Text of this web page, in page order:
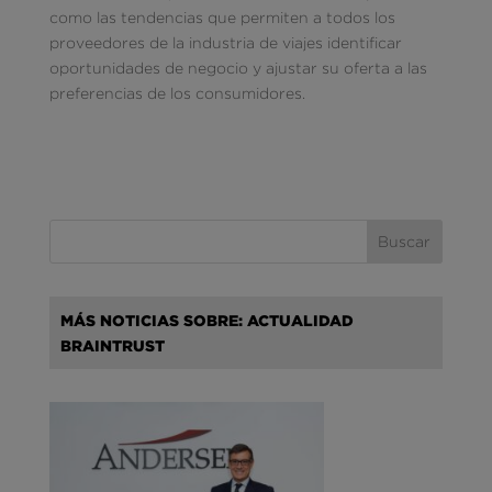
como las tendencias que permiten a todos los
proveedores de la industria de viajes identificar
oportunidades de negocio y ajustar su oferta a las
preferencias de los consumidores.
MÁS NOTICIAS SOBRE: ACTUALIDAD
BRAINTRUST